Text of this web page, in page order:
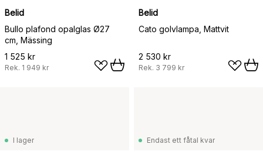
Belid
Bullo plafond opalglas Ø27
cm, Mässing
1 525 kr
Rek. 1 949 kr
Belid
Cato golvlampa, Mattvit
2 530 kr
Rek. 3 799 kr
I lager Endast ett fåtal kvar